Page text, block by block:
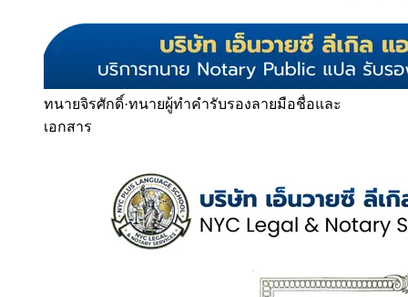
ทนายจิรศักดิ์·ทนายผู้ทำคำรับรองลายมือชื่อและ
เอกสาร